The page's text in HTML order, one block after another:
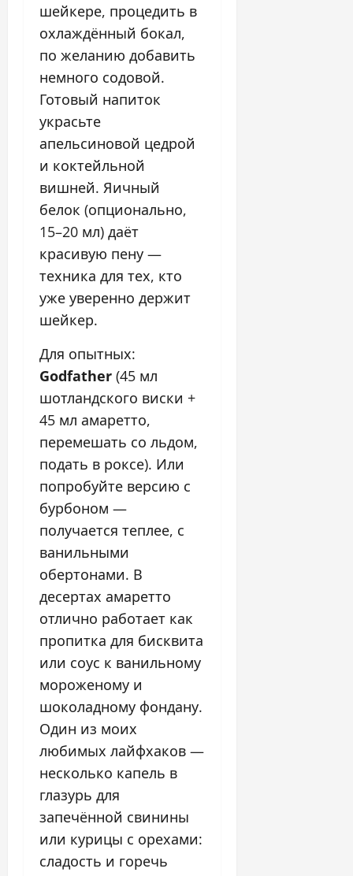
шейкере, процедить в
охлаждённый бокал,
по желанию добавить
немного содовой.
Готовый напиток
украсьте
апельсиновой цедрой
и коктейльной
вишней. Яичный
белок (опционально,
15–20 мл) даёт
красивую пену —
техника для тех, кто
уже уверенно держит
шейкер.
Для опытных:
Godfather (45 мл
шотландского виски +
45 мл амаретто,
перемешать со льдом,
подать в роксе). Или
попробуйте версию с
бурбоном —
получается теплее, с
ванильными
обертонами. В
десертах амаретто
отлично работает как
пропитка для бисквита
или соус к ванильному
мороженому и
шоколадному фондану.
Один из моих
любимых лайфхаков —
несколько капель в
глазурь для
запечённой свинины
или курицы с орехами:
сладость и горечь